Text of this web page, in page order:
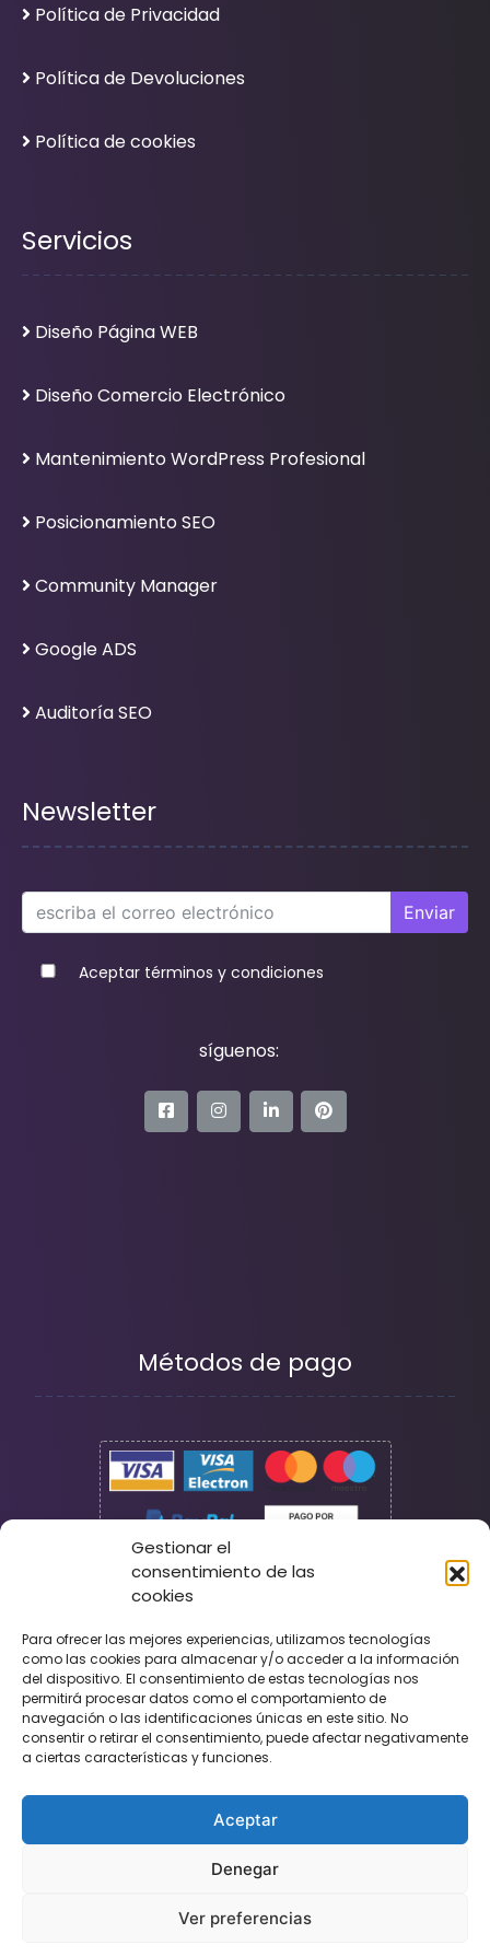
Gestionar el
consentimiento de las
cookies
Para ofrecer las mejores experiencias, utilizamos tecnologías
como las cookies para almacenar y/o acceder a la información
del dispositivo. El consentimiento de estas tecnologías nos
permitirá procesar datos como el comportamiento de
navegación o las identificaciones únicas en este sitio. No
consentir o retirar el consentimiento, puede afectar negativamente
a ciertas características y funciones.
Aceptar
Denegar
Ver preferencias
Política de Privacidad
Política de Devoluciones
Política de cookies
Servicios
Diseño Página WEB
Diseño Comercio Electrónico
Mantenimiento WordPress Profesional
Posicionamiento SEO
Community Manager
Google ADS
Auditoría SEO
Newsletter
Enviar
Aceptar términos y condiciones
síguenos:
Métodos de pago